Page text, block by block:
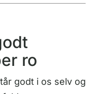
ro
godt i os selv og